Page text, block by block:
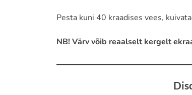
Pesta kuni 40 kraadises vees,
NB! Värv võib reaalselt kergelt